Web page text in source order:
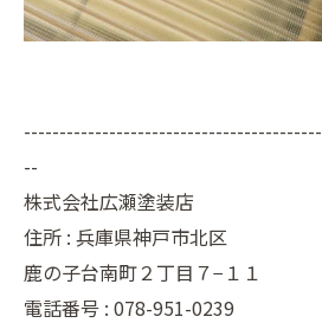
--
株式会社広瀬塗装店
住所 : 兵庫県神戸市北区
鹿の子台南町２丁目７−１１
電話番号 : 078-951-0239